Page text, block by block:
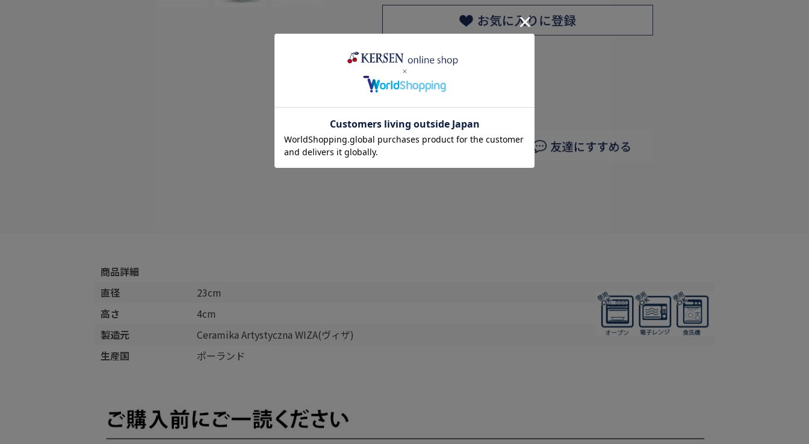
返品についての詳細はこちら
レビューはありません
商品詳細
直径
23cm
高さ
4cm
製造元
Ceramika Artystyczna WIZA(ヴィザ)
生産国
ポーランド